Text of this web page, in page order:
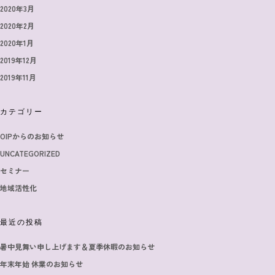
2020年3月
2020年2月
2020年1月
2019年12月
2019年11月
カテゴリー
OIPからのお知らせ
UNCATEGORIZED
セミナー
地域活性化
最近の投稿
暑中見舞い申し上げます＆夏季休暇のお知らせ
年末年始 休業のお知らせ